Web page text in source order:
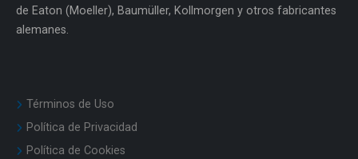
de Eaton (Moeller), Baumüller, Kollmorgen y otros fabricantes
alemanes.
Términos de Uso
Política de Privacidad
Política de Cookies